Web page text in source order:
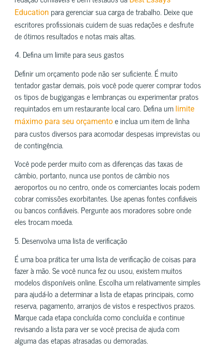
Education para gerenciar sua carga de trabalho. Deixe que
escritores profissionais cuidem de suas redações e desfrute
de ótimos resultados e notas mais altas.
4. Defina um limite para seus gastos
Definir um orçamento pode não ser suficiente. É muito
tentador gastar demais, pois você pode querer comprar todos
os tipos de bugigangas e lembranças ou experimentar pratos
requintados em um restaurante local caro. Defina um limite
máximo para seu orçamento e inclua um item de linha
para custos diversos para acomodar despesas imprevistas ou
de contingência.
Você pode perder muito com as diferenças das taxas de
câmbio, portanto, nunca use pontos de câmbio nos
aeroportos ou no centro, onde os comerciantes locais podem
cobrar comissões exorbitantes. Use apenas fontes confiáveis ​​
ou bancos confiáveis. Pergunte aos moradores sobre onde
eles trocam moeda.
5. Desenvolva uma lista de verificação
É uma boa prática ter uma lista de verificação de coisas para
fazer à mão. Se você nunca fez ou usou, existem muitos
modelos disponíveis online. Escolha um relativamente simples
para ajudá-lo a determinar a lista de etapas principais, como
reserva, pagamento, arranjos de vistos e respectivos prazos.
Marque cada etapa concluída como concluída e continue
revisando a lista para ver se você precisa de ajuda com
alguma das etapas atrasadas ou demoradas.